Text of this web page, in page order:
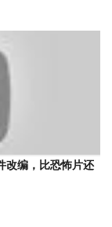
改编，比恐怖片还